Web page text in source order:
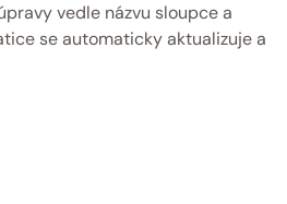
vedle názvu sloupce a
se automaticky aktualizuje a